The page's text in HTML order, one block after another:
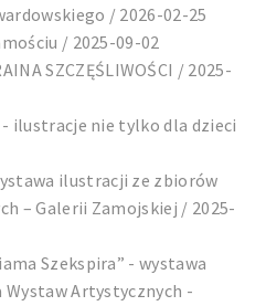
/ 2026-02-25
/ 2025-09-02
SZCZĘŚLIWOŚCI / 2025-
ilustracje nie tylko dla dzieci
ilustracji ze zbiorów
– Galerii Zamojskiej / 2025-
Szekspira” - wystawa
Artystycznych -